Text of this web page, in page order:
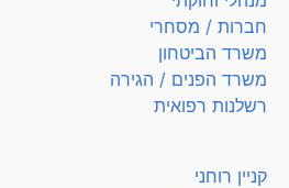
חברות / מסחרי
משרד הביטחון
משרד הפנים / הגירה
רשלנות רפואית
קניין רוחני